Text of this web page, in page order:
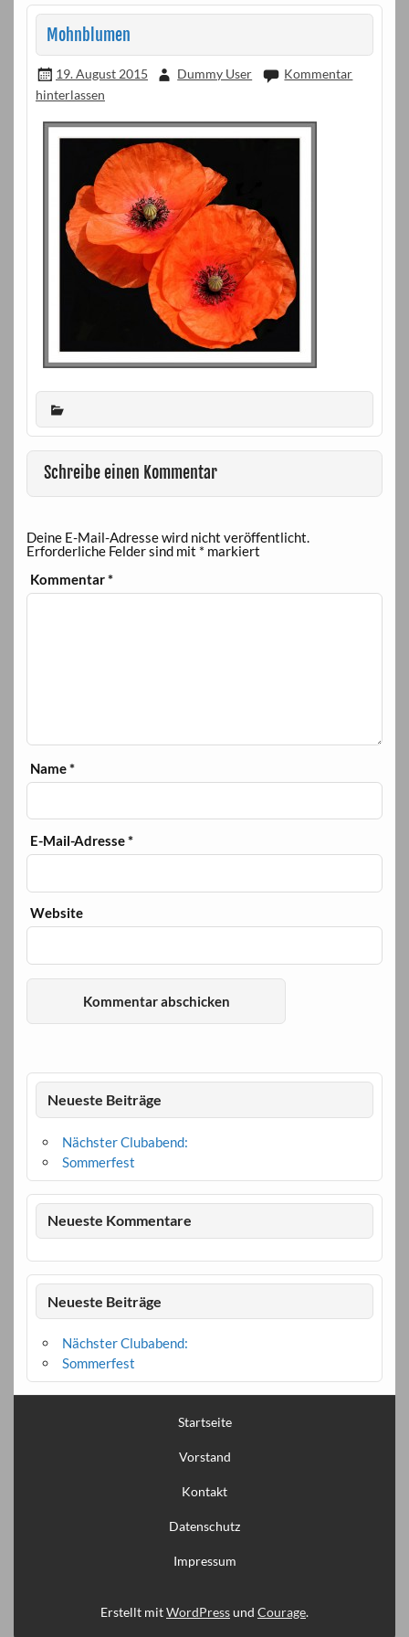
Mohnblumen
19. August 2015 Dummy User
Kommentar
hinterlassen
Schreibe einen Kommentar
Deine E-Mail-Adresse wird nicht veröffentlicht.
Erforderliche Felder sind mit * markiert
Kommentar*
Name*
E-Mail-Adresse*
Website
Neueste Beiträge
Nächster Clubabend:
Sommerfest
Neueste Kommentare
Neueste Beiträge
Nächster Clubabend:
Sommerfest
Startseite
Vorstand
Kontakt
Datenschutz
Impressum
Erstellt mitWordPressund Courage.